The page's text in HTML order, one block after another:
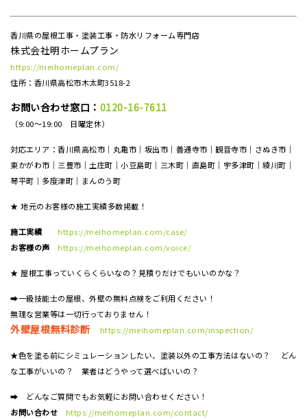
香川県の屋根工事・塗装工事・防水リフォーム専門店
株式会社明ホームプラン
https://meihomeplan.com/
住所：香川県高松市木太町3518-2
お問い合わせ窓口： 0120-16-7611
（9:00～19:00 日曜定休）
対応エリア：香川県高松市｜丸亀市｜坂出市｜善通寺市｜観音寺市｜さぬき市｜
東かがわ市｜三豊市｜土庄町｜小豆島町｜三木町｜直島町｜宇多津町｜綾川町｜
琴平町｜多度津町｜まんのう町
★ 地元のお客様の施工実績多数掲載！
施工実績
https://meihomeplan.com/case/
お客様の声
https://meihomeplan.com/voice/
★ 屋根工事っていくらくらいなの？見積りだけでもいいのかな？
➡一級技能士の屋根、外壁の無料点検をご利用ください！
無理な営業等は一切行っておりません！
外壁屋根無料診断 https://meihomeplan.com/inspection/
★色を塗る前にシミュレーションしたい、塗装以外の工事方法はないの？ どん
な工事がいいの？ 業者はどうやって選べばいいの？
➡ どんなご質問でもお気軽にお問い合わせください！
お問い合わせ
https://meihomeplan.com/contact/